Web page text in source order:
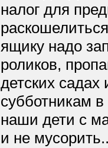
налог для
ящику надо
роликов,
детских садах
субботникам
наши дети с
и не